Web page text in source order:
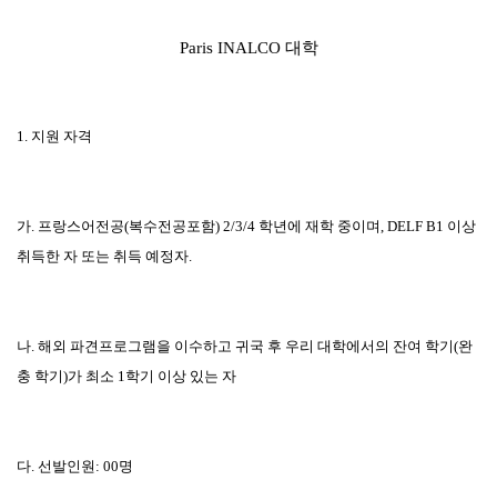
Paris INALCO 대학
1. 지원 자격
가. 프랑스어전공(복수전공포함) 2/3/4 학년에 재학 중이며, DELF B1 이상
취득한 자 또는 취득 예정자.
나. 해외 파견프로그램을 이수하고 귀국 후 우리 대학에서의 잔여 학기(완
충 학기)가 최소 1학기 이상 있는 자
다. 선발인원 : 00명